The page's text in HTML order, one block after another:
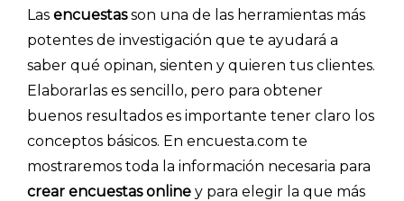
Las encuestasson una de las herramientas más
potentes de investigación que te ayudará a
saber qué opinan, sienten y quieren tus clientes.
Elaborarlas es sencillo, pero para obtener
buenos resultados es importante tener claro los
conceptos básicos. En encuesta.com te
mostraremos toda la información necesaria para
crear encuestas online y para elegir la que más